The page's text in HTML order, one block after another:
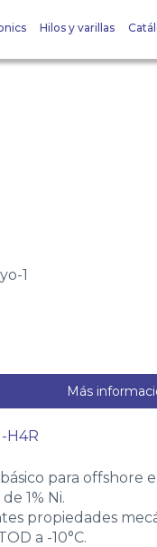
Hilos y varillas
1
H4R
para offshore
1% Ni.
propiedades
a -10°C.
Más